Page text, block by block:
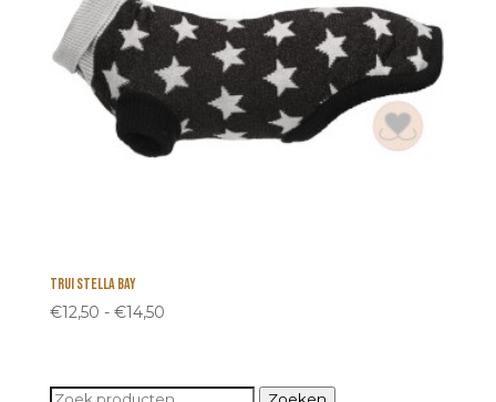
Trui Stella Bay
€12,50 - €14,50Prijsklasse:
€14,50
Zoeken